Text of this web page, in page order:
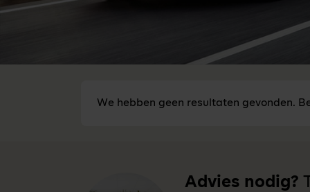
We hebben geen resultaten gevonden.
Advies nodig?